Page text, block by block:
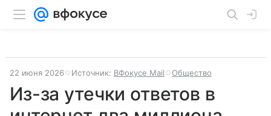
22 июня 2026 Источник: ВФокусе Mail Общество
Из-за утечки ответов в